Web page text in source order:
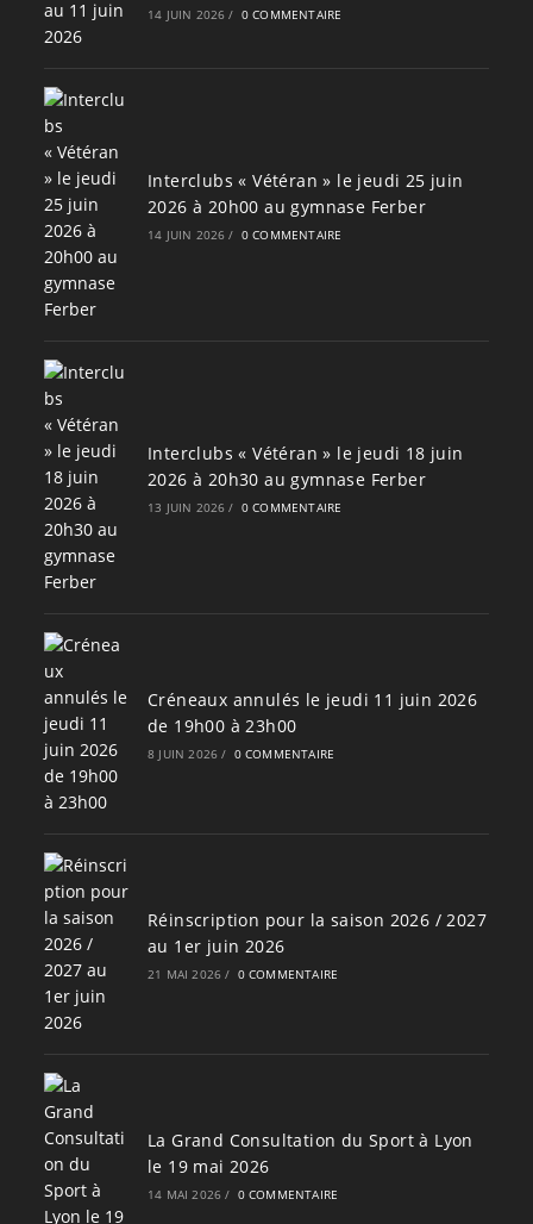
14 JUIN 2026 / 0 COMMENTAIRE
Interclubs « Vétéran » le jeudi 25 juin
2026 à 20h00 au gymnase Ferber
14 JUIN 2026 / 0 COMMENTAIRE
Interclubs « Vétéran » le jeudi 18 juin
2026 à 20h30 au gymnase Ferber
13 JUIN 2026 / 0 COMMENTAIRE
Créneaux annulés le jeudi 11 juin 2026
de 19h00 à 23h00
8 JUIN 2026 / 0 COMMENTAIRE
Réinscription pour la saison 2026 / 2027
au 1er juin 2026
21 MAI 2026 / 0 COMMENTAIRE
La Grand Consultation du Sport à Lyon
le 19 mai 2026
14 MAI 2026 / 0 COMMENTAIRE